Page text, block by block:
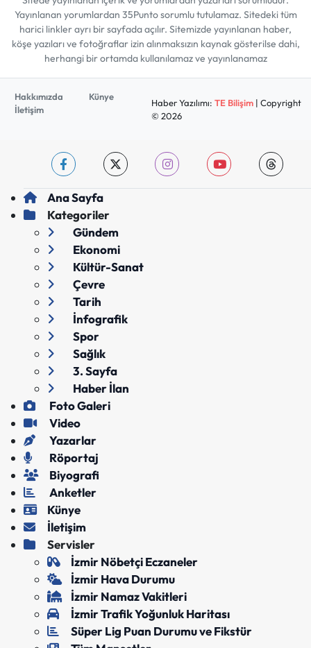
Yayınlanan yorumlardan 35Punto sorumlu tutulamaz. Sitedeki tüm
harici linkler ayrı bir sayfada açılır. Sitemizde yayınlanan haber,
köşe yazıları ve fotoğraflar izin alınmaksızın kaynak gösterilse dahi,
herhangi bir ortamda kullanılamaz ve yayınlanamaz
Hakkımızda
Künye
İletişim
Haber Yazılımı: TE Bilişim| Copyright
© 2026
Ana Sayfa
Kategoriler
Gündem
Ekonomi
Kültür-Sanat
Çevre
Tarih
İnfografik
Spor
Sağlık
3. Sayfa
Haber İlan
Foto Galeri
Video
Yazarlar
Röportaj
Biyografi
Anketler
Künye
İletişim
Servisler
İzmir Nöbetçi Eczaneler
İzmir Hava Durumu
İzmir Namaz Vakitleri
İzmir Trafik Yoğunluk Haritası
Süper Lig Puan Durumu ve Fikstür